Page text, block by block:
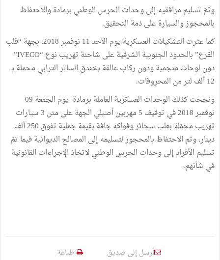
وتمّ تسليم مرافقيه إلى وحدات الحرس الوطني برمادة والاحتفاظ
بالمحجوز والسيارة على ذمة التحقيق.
كما عثرت التشكيلات العسكرية يوم الأحد 11 نوفمبر 2018، بجهة “قلب
القرع” بالحدود الجنوبية الشرقية على شاحنة تهريب نوع “IVECO”
دون لوحات منجمية ودون ركاب عالقة بخندق الساتر الترابي محملة بـ
12 ألف لتر من المحروقات.
ونجحت كذلك الوحدات العسكرية العاملة برمادة يوم الجمعة 09
نوفمبر 2018 في توقيف 5 مهربين أصيلي الجهة على متن 3 سيارات
تهريب محمّلة بعلب سجائر وفواكه جافة بقيمة جملية تفوق 250 ألف
دينار، وتم الاحتفاظ بالمحجوز لتسليمه إلى المصالح الديوانية فيما تمّ
تسليم الأفراد إلى وحدات الحرس الوطني لاتخاذ الإجراءات القانونية
في شأنهم.
أرسل إلى صديق طباعة